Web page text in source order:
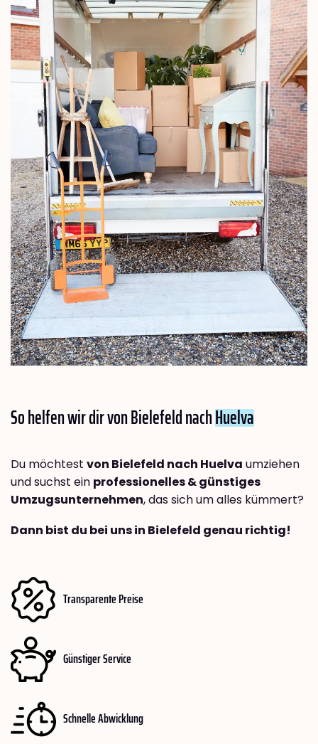
So helfen wir dir von Bielefeld nachHuelva
Du möchtest von Bielefeld nach Huelva umziehen
und suchst ein professionelles & günstiges
Umzugsunternehmen, das sich um alles kümmert?
Dann bist du bei uns in Bielefeld genau richtig!
Transparente Preise
Günstiger Service
Schnelle Abwicklung